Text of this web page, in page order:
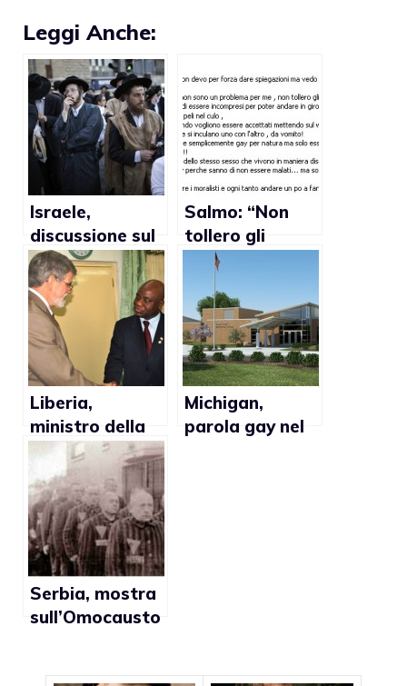
Leggi Anche:
Israele,
discussione sul
divieto di
donazione del
sangue dei gay
Salmo: “Non
tollero gli
HOMO
esibizionisti”
Liberia,
ministro della
difesa
sottovaluta
diritti lgbt
Michigan,
parola gay nel
Serbia, mostra
sull’Omocausto